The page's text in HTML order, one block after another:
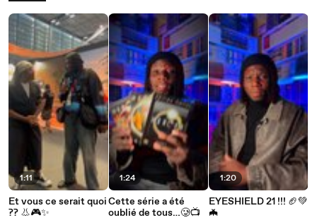
1:11
Et vous ce serait quoi
?? 👃🎮✨
1:24
Cette série a été
oublié de tous…🥲📺
1:20
EYESHIELD 21 !!! 🏈💚
🦇